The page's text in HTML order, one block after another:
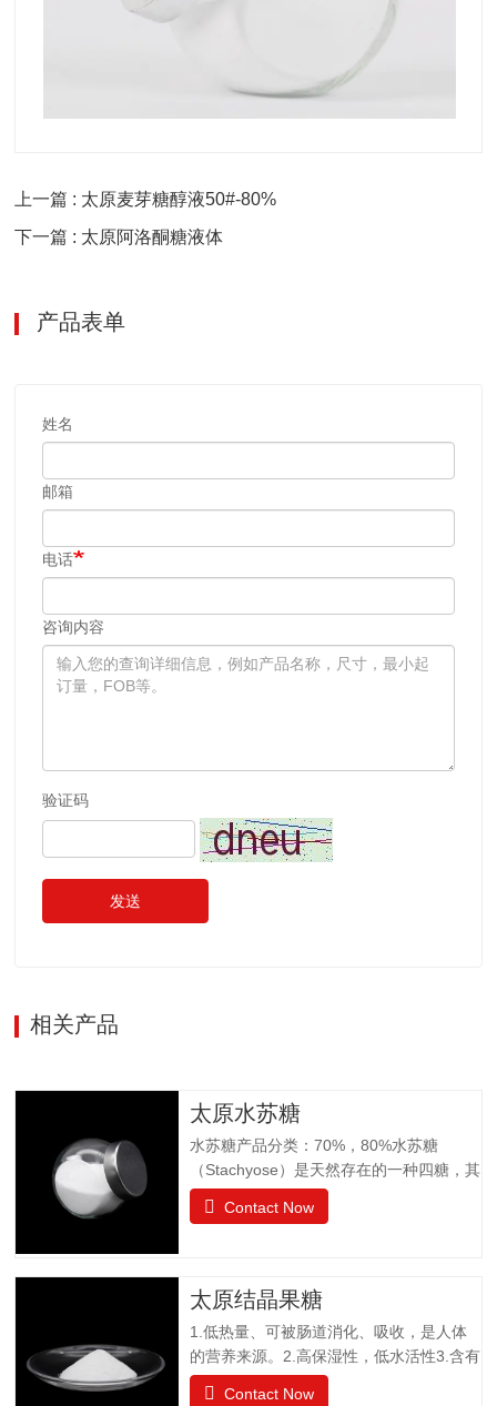
上一篇 : 太原麦芽糖醇液50#-80%
下一篇 : 太原阿洛酮糖液体
产品表单
姓名
邮箱
电话
咨询内容
验证码
发送
相关产品
太原水苏糖
水苏糖产品分类：70%，80%水苏糖
（Stachyose）是天然存在的一种四糖，其
结构有两个半乳糖、一个葡萄糖和一个果
糖组成。是一种非还原性功能低聚糖，水
口感清爽，无异味；作为普通食品生产经
营。物理特性：甜度为蔗糖的22%易溶于
水，溶解度为130g（20℃），不同于乙
醚、乙醇等有机溶剂保湿性和吸湿性均小
于蔗糖，但高于高果糖浆渗透压与蔗糖相
Contact Now
太原结晶果糖
1.低热量、可被肠道消化、吸收，是人体
的营养来源。2.高保湿性，低水活性3.含有
醛基，可发生美拉德反应，使烘焙食品上
Contact Now